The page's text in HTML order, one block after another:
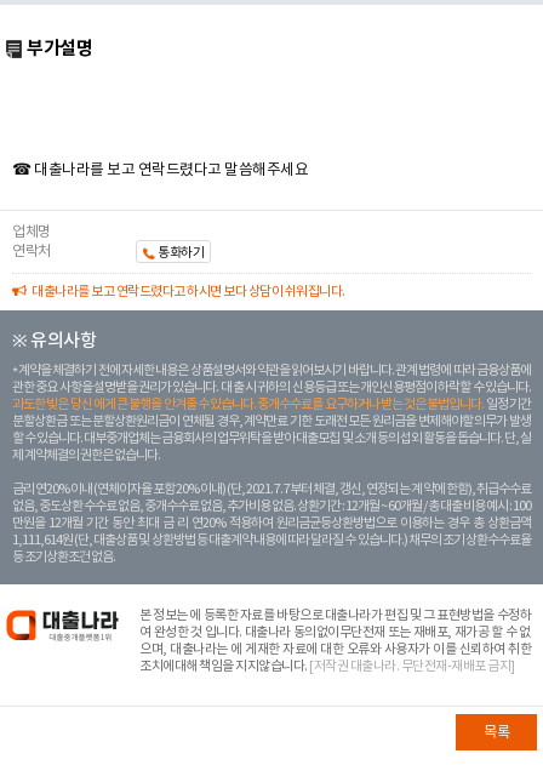
부가설명
☎ 대출나라를 보고 연락드렸다고 말씀해주세요
업체명
연락처
통화하기
대출나라를 보고 연락드렸다고 하시면 보다 상담이 쉬워집니다.
※ 유의사항
계약을 체결하기 전에 자세한 내용은 상품설명서와 약관을 읽어보시기 바랍니다. 관계 법령에 따라 금융상품에
관한 중요 사항을 설명받을 권리가 있습니다. 대 출 시 귀하의 신용등급 또는 개인신용평점이 하락할 수 있습니다.
과도한 빚은 당신 에게 큰 불행을 안겨줄 수 있습니다. 중개수수료를 요구하거나 받는 것은 불법입니다. 일정 기간
분할상환금 또는 분할상환원리금이 연체될 경우, 계약만료 기한 도래전 모든 원리금을 변제해야할 의무가 발생
할 수 있습니다. 대부중개업체는 금융회사의 업무위탁을 받아 대출모집 및 소개 등의 섭외 활동을 돕습니다. 단, 실
제 계약체결의 권한은 없습니다.
금리 연20% 이내 (연체이자율 포함 20% 이내) (단, 2021. 7. 7부터 체결, 갱신, 연장되는 계 약에 한함), 취급수수료
없음, 중도상환 수수료 없음, 중개수수료 없음, 추가비용 없음. 상환기간 : 12개월 ~ 60개월 / 총 대출 비용 예시 : 100
만원을 12개월 기간 동안 최대 금 리 연20% 적용하여 원리금균등상환방법으로 이용하는 경우 총 상환금액
1,111,614원 (단, 대출상품 및 상환방법 등 대출계약 내용에 따라 달라질 수 있습니다.) 채무의 조기 상환수수료율
등 조기상환조건 없음.
본 정보는에 등록한 자료를 바탕으로 대출나라가 편집 및 그 표현방법을 수정하
여 완성한 것 입니다. 대출나라 동의없이무단전재 또는 재배포, 재가공 할 수 없
으며, 대출나라는 에 게재한 자료에 대한 오류와 사용자가 이를 신뢰하여 취한
조치에대해 책임을 지지않습니다. [저작권 대출나라. 무단전재-재배포 금지]
목록